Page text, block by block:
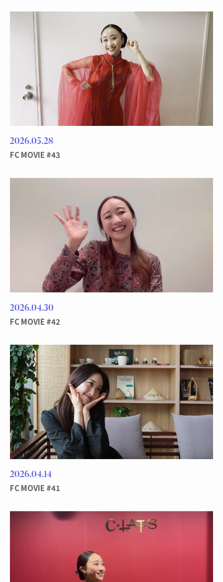
202605 28
FC MOVIE #43
20260430
FC MOVIE #42
20260414
FC MOVIE #41